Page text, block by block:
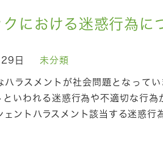
クにおける迷惑行為に
日 未分類
ハラスメントが社会問題となって
といわれる迷惑行為や不適切な行
ェントハラスメント該当する迷惑行